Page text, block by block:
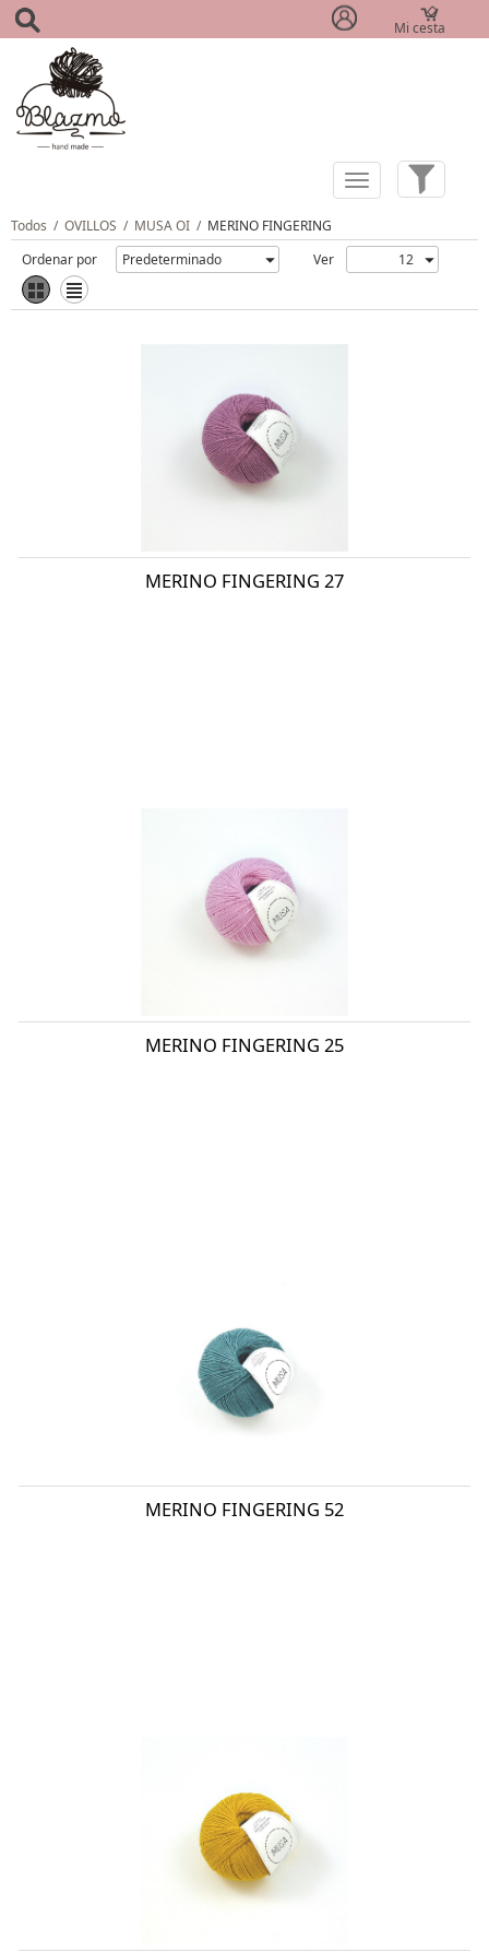
Mi cesta
Todos / OVILLOS / MUSA OI / MERINO FINGERING
Ordenar por
Ver
MERINO FINGERING 27
MERINO FINGERING 25
MERINO FINGERING 52